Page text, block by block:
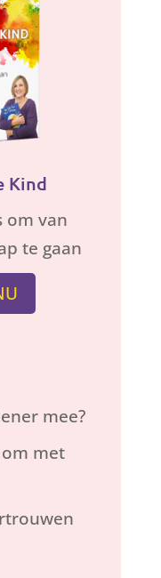
Kind
om van
te gaan
mee?
met